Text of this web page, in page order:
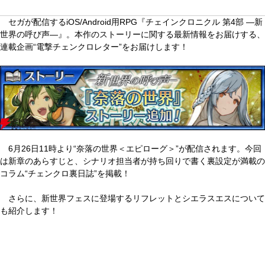
セガが配信するiOS/Android用RPG『チェインクロニクル 第4部 ―新
世界の呼び声―』。本作のストーリーに関する最新情報をお届けする、
連載企画“電撃チェンクロレター”をお届けします！
6月26日11時より“奈落の世界＜エピローグ＞”が配信されます。今回
は新章のあらすじと、シナリオ担当者が持ち回りで書く裏設定が満載の
コラム“チェンクロ裏日誌”を掲載！
さらに、新世界フェスに登場するリフレットとシエラスエスについて
も紹介します！